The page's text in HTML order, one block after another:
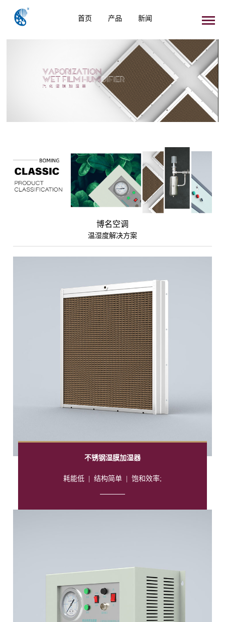
首页 产品 新闻
博名空调
温湿度解决方案
不锈钢湿膜加湿器
耗能低| 结构简单| 饱和效率;